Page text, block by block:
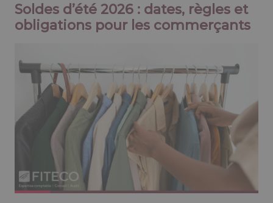
Soldes d’été 2026 : dates, règles et
obligations pour les commerçants